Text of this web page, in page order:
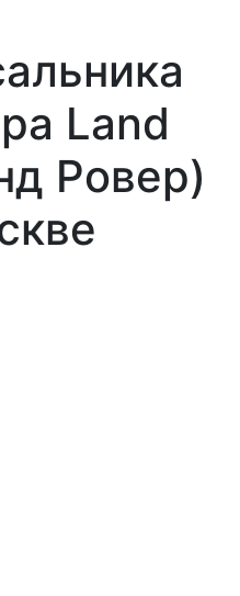
Land
Ровер)